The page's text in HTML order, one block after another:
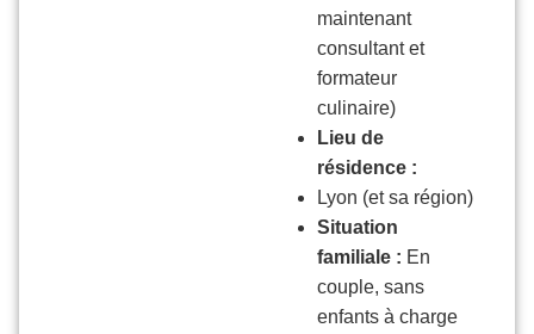
maintenant
consultant et
formateur
culinaire)
Lieu de
résidence :
Lyon (et sa région)
Situation
familiale : En
couple, sans
enfants à charge